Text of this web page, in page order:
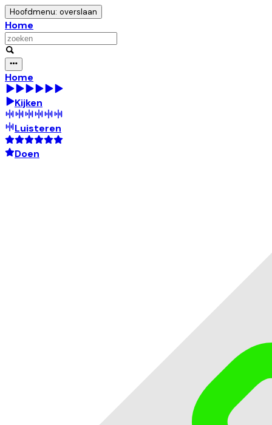
Hoofdmenu: overslaan
Home
Home
Kijken
Luisteren
Doen